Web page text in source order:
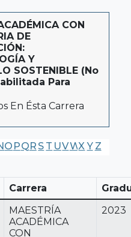
CON
DE
Y
SOSTENIBLE (No
Para
En Ésta Carrera
O PQR S T UVWX Y Z
Carrera
MAESTRÍA
ACADÉMICA
CON
2023